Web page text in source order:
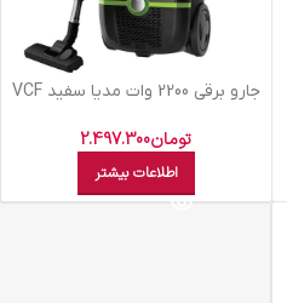
جارو برقي 2200 وات مديا سفيد VCF
تومان2.497.300
اطلاعات بیشتر